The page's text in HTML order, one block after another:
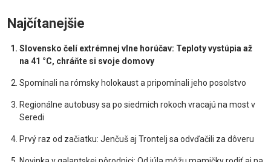
Najčítanejšie
Slovensko čelí extrémnej vlne horúčav: Teploty vystúpia až
na 41 °C, chráňte si svoje domovy
Spomínali na rómsky holokaust a pripomínali jeho posolstvo
Regionálne autobusy sa po siedmich rokoch vracajú na most v
Seredi
Prvý raz od začiatku: Jenčuš aj Trontelj sa odvďačili za dôveru